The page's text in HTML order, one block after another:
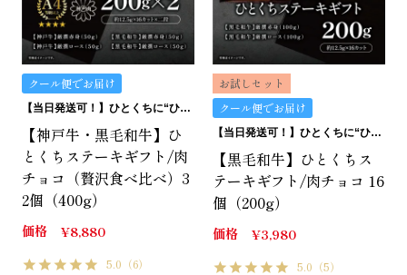
クール便でお届け
【当日発送可！】ひとくちに“ひとくちの贅沢”。ひとくちステーキギフトは、どうです？
【神戸牛・黒毛和牛】ひ
とくちステーキギフト/肉
チョコ（贅沢食べ比べ）3
2個（400g）
価格 ¥8,880
5.0 （6）
お試しセット
クール便でお届け
【当日発送可！】ひとくちに“ひとくちの贅沢”。ひとくちステーキギフトは、どうです？
【黒毛和牛】ひとくちス
テーキギフト/肉チョコ 16
個（200g）
価格 ¥3,980
5.0 （5）